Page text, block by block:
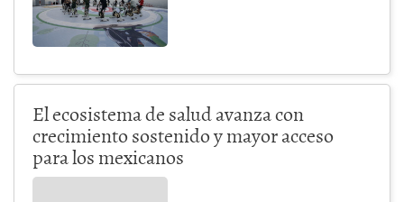
El ecosistema de salud avanza con
crecimiento sostenido y mayor acceso
para los mexicanos